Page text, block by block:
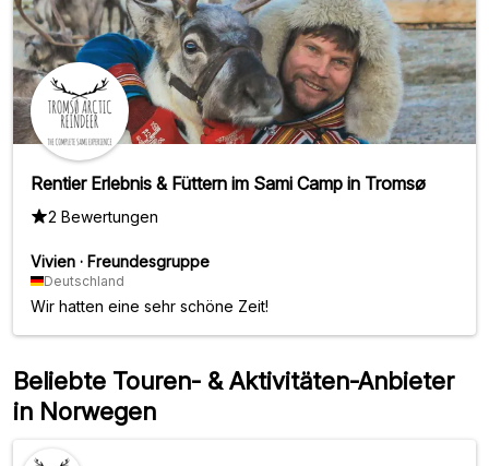
Rentier Erlebnis & Füttern im Sami Camp in Tromsø
2 Bewertungen
Vivien · Freundesgruppe
Deutschland
Wir hatten eine sehr schöne Zeit!
Beliebte Touren- & Aktivitäten-Anbieter
in Norwegen